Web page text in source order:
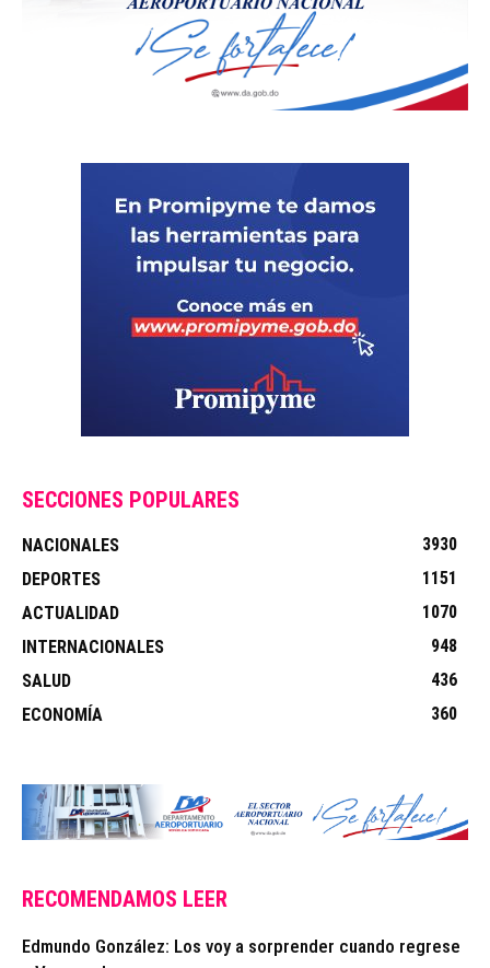
SECCIONES POPULARES
NACIONALES
3930
DEPORTES
1151
ACTUALIDAD
1070
INTERNACIONALES
948
SALUD
436
ECONOMÍA
360
RECOMENDAMOS LEER
Edmundo González: Los voy a sorprender cuando regrese